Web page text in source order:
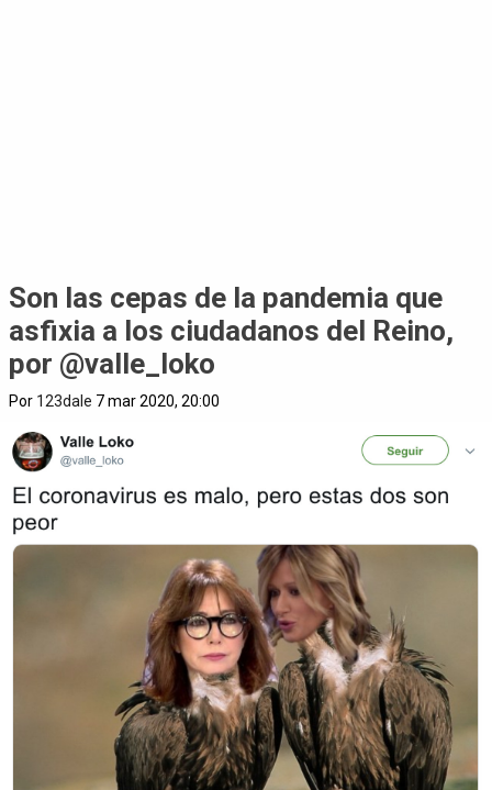
Son las cepas de la pandemia que
asfixia a los ciudadanos del Reino,
por @valle_loko
Por 123dale 7 mar 2020, 20:00